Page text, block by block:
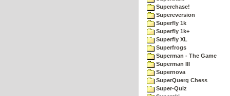
Superchase!
Supereversion
Superfly 1k
Superfly 1k+
Superfly XL
Superfrogs
Superman - The Game
Superman III
Supernova
SuperQuerg Chess
Super-Quiz